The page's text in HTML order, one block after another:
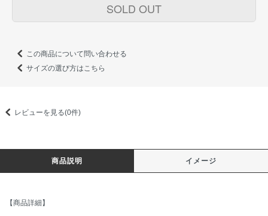
SOLD OUT
この商品について問い合わせる
サイズの選び方はこちら
レビューを見る(0件)
商品説明 イメージ
【商品詳細】